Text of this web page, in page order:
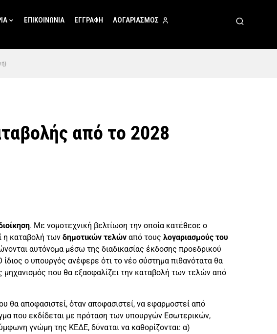
ΕΠΙΚΟΙΝΩΝΙΑ ΕΓΓΡΑΦΗ ΛΟΓΑΡΙΑΣΜΟΣ
από το 2028
. Με νομοτεχνική βελτίωση την οποία κατέθεσε ο
η καταβολή των δημοτικών τελών από τους λογαριασμούς του
αυτόνομα μέσω της διαδικασίας έκδοσης προεδρικού
ο υπουργός ανέφερε ότι το νέο σύστημα πιθανότατα θα
μηχανισμός που θα εξασφαλίζει την καταβολή των τελών από
θα αποφασιστεί, όταν αποφασιστεί, να εφαρμοστεί από
που εκδίδεται με πρόταση των υπουργών Εσωτερικών,
γνώμη της ΚΕΔΕ, δύναται να καθορίζονται: α)